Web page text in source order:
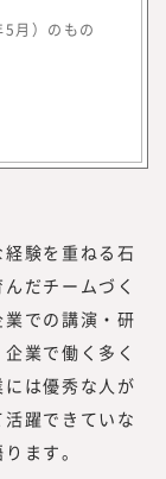
くのプロ
業でのプ
たいと思
するので
した情報
、新規事
サステナ
「挑戦
、みらい
月）のもの
験を重ねる石
だチームづく
での講演・研
業で働く多く
は優秀な人が
躍できていな
ます。